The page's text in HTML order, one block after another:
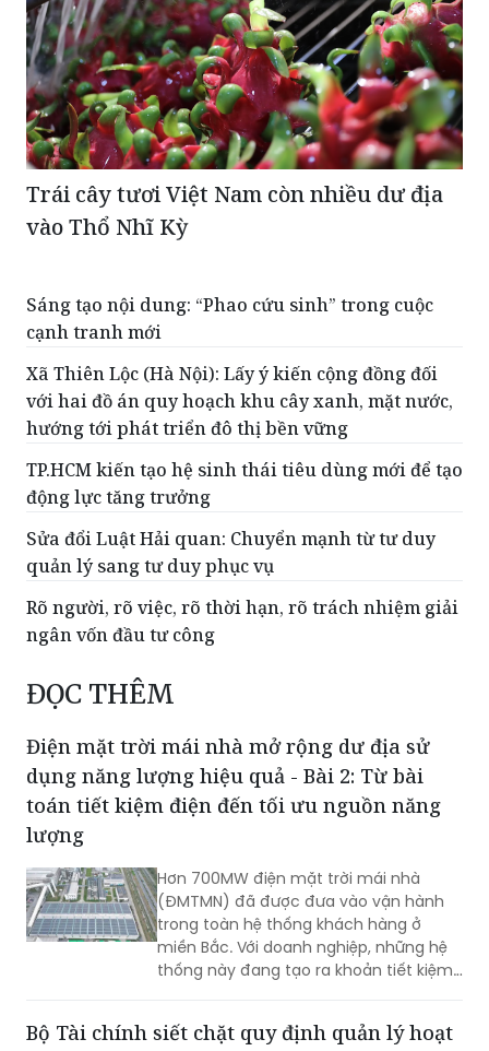
Trái cây tươi Việt Nam còn nhiều dư địa
vào Thổ Nhĩ Kỳ
Sáng tạo nội dung: “Phao cứu sinh” trong cuộc
cạnh tranh mới
Xã Thiên Lộc (Hà Nội): Lấy ý kiến cộng đồng đối
với hai đồ án quy hoạch khu cây xanh, mặt nước,
hướng tới phát triển đô thị bền vững
TP.HCM kiến tạo hệ sinh thái tiêu dùng mới để tạo
động lực tăng trưởng
Sửa đổi Luật Hải quan: Chuyển mạnh từ tư duy
quản lý sang tư duy phục vụ
Rõ người, rõ việc, rõ thời hạn, rõ trách nhiệm giải
ngân vốn đầu tư công
ĐỌC THÊM
Điện mặt trời mái nhà mở rộng dư địa sử
dụng năng lượng hiệu quả - Bài 2: Từ bài
toán tiết kiệm điện đến tối ưu nguồn năng
lượng
Hơn 700MW điện mặt trời mái nhà
(ĐMTMN) đã được đưa vào vận hành
trong toàn hệ thống khách hàng ở
miền Bắc. Với doanh nghiệp, những hệ
thống này đang tạo ra khoản tiết kiệm
nhiều mục tiêu trong cái nhìn mới về sử
Bộ Tài chính siết chặt quy định quản lý hoạt